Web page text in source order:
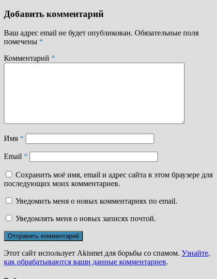
Добавить комментарий
Ваш адрес email не будет опубликован. Обязательные поля
помечены *
Комментарий *
Имя *
Email *
Сохранить моё имя, email и адрес сайта в этом браузере для
последующих моих комментариев.
Уведомить меня о новых комментариях по email.
Уведомлять меня о новых записях почтой.
Этот сайт использует Akismet для борьбы со спамом. Узнайте,
как обрабатываются ваши данные комментариев.